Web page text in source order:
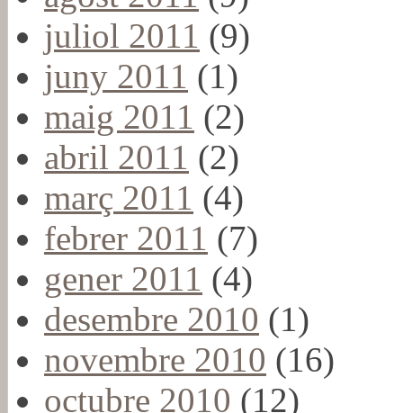
juliol 2011 (9)
juny 2011 (1)
maig 2011 (2)
abril 2011 (2)
març 2011 (4)
febrer 2011 (7)
gener 2011 (4)
desembre 2010 (1)
novembre 2010 (16)
octubre 2010 (12)